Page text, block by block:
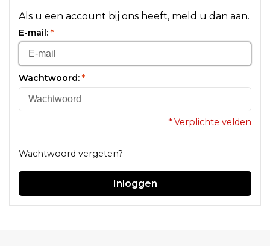
Als u een account bij ons heeft, meld u dan aan.
E-mail: *
Wachtwoord: *
* Verplichte velden
Wachtwoord vergeten?
Inloggen